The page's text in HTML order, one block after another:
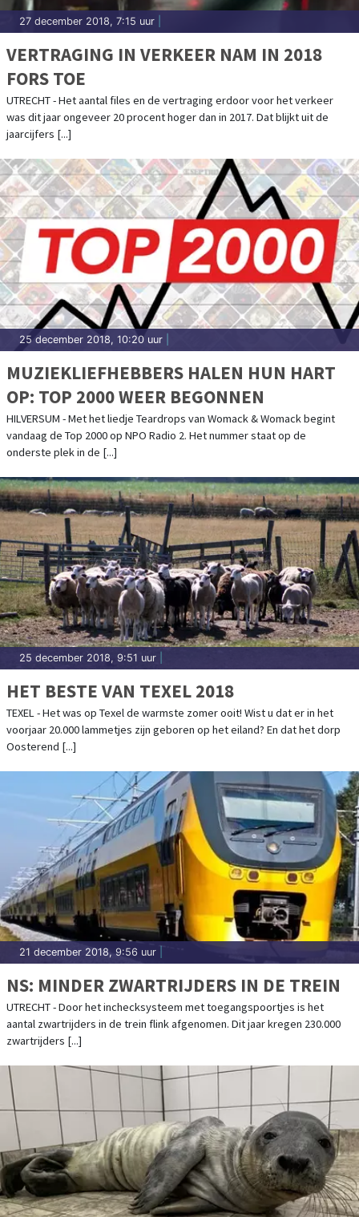
27 december 2018, 7:15 uur
VERTRAGING IN VERKEER NAM IN 2018
FORS TOE
UTRECHT - Het aantal files en de vertraging erdoor voor het verkeer
was dit jaar ongeveer 20 procent hoger dan in 2017. Dat blijkt uit de
jaarcijfers [...]
25 december 2018, 10:20 uur
MUZIEKLIEFHEBBERS HALEN HUN HART
OP: TOP 2000 WEER BEGONNEN
HILVERSUM - Met het liedje Teardrops van Womack & Womack begint
vandaag de Top 2000 op NPO Radio 2. Het nummer staat op de
onderste plek in de [...]
25 december 2018, 9:51 uur
HET BESTE VAN TEXEL 2018
TEXEL - Het was op Texel de warmste zomer ooit! Wist u dat er in het
voorjaar 20.000 lammetjes zijn geboren op het eiland? En dat het dorp
Oosterend [...]
21 december 2018, 9:56 uur
NS: MINDER ZWARTRIJDERS IN DE TREIN
UTRECHT - Door het inchecksysteem met toegangspoortjes is het
aantal zwartrijders in de trein flink afgenomen. Dit jaar kregen 230.000
zwartrijders [...]